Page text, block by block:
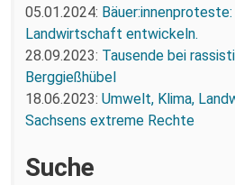
05.01.2024:
Landwirtschaft entwickeln.
28.09.2023: Tausende bei
Berggießhübel
18.06.2023: Umwelt, Klima,
Sachsens extreme Rechte
Suche